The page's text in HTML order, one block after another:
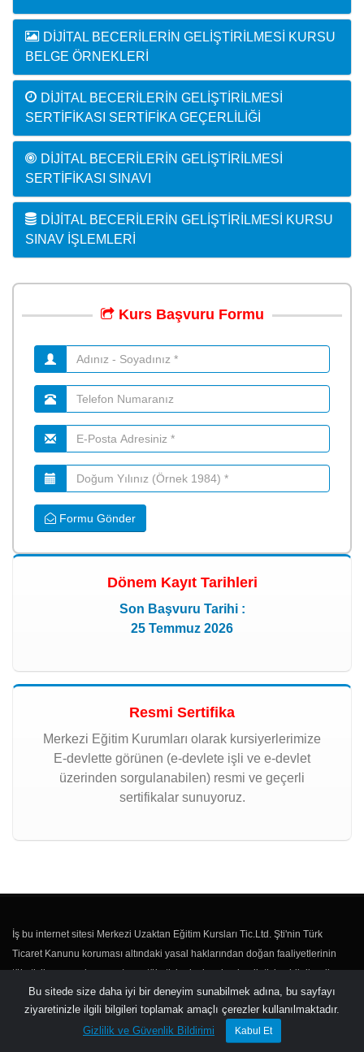
DIJITAL BECERILERIN GELIŞTIRILMESI KURSU
BELGE ÖRNEKLERI
DIJITAL BECERILERIN GELIŞTIRILMESI
SERTIFIKASI SERTIFIKA GEÇERLILIĞI
DIJITAL BECERILERIN GELIŞTIRILMESI
SERTIFIKASI SINAVI
DIJITAL BECERILERIN GELIŞTIRILMESI KURSU
SINAV İŞLEMLERI
Kurs Başvuru Formu
Formu Gönder
Dönem Kayıt Tarihleri
Son Başvuru Tarihi :
25 Temmuz 2026
Resmi Sertifika
Merkezi Eğitim Kurumları olarak kursiyerlerimize
E-devlette görünen (e-devlete işli ve e-devlet
üzerinden sorgulanabilen) resmi ve geçerli
sertifikalar sunuyoruz.
İş bu internet sitesi Merkezi Uzaktan Eğitim Kursları Tic.Ltd. Şti'nin Türk
Ticaret Kanunu koruması altındaki yasal haklarından doğan faaliyetlerinin
tüketicilere sunulması ve/veya tüketici adaylarıyla olan iletişim, bilgilendirme
vs. faaliyetleri için kullanılmaktadır.
Kullanıcı Sözleşmesi Gizlilik ve Güvenlik Bildirimi
Bu sitede size daha iyi bir deneyim sunabilmek adına, bu sayfayı
ziyaretinizle ilgili bilgileri toplamak amaçlı çerezler kullanılmaktadır.
Gizlilik ve Güvenlik Bildirimi
Kabul Et